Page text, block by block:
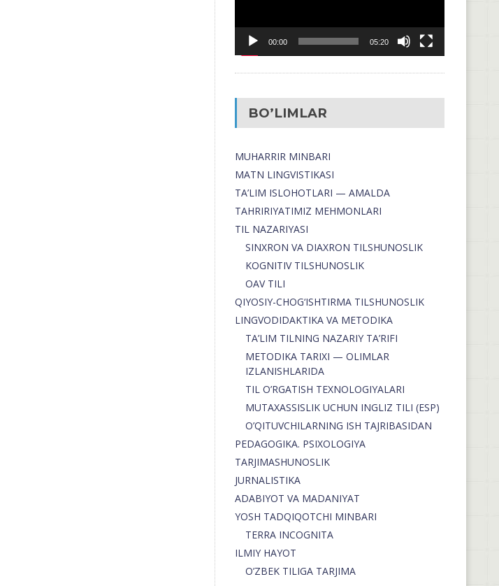
00:00 05:20
BO’LIMLAR
MUHARRIR MINBARI
MATN LINGVISTIKASI
TA’LIM ISLOHOTLARI — AMALDA
TAHRIRIYATIMIZ MEHMONLARI
TIL NAZARIYASI
SINXRON VA DIAXRON TILSHUNOSLIK
KOGNITIV TILSHUNOSLIK
OAV TILI
QIYOSIY-CHOG‘ISHTIRMA TILSHUNOSLIK
LINGVODIDAKTIKA VA METODIKA
TA’LIM TILNING NAZARIY TA’RIFI
METODIKA TARIXI — OLIMLAR
IZLANISHLARIDA
TIL O’RGATISH TEXNOLOGIYALARI
MUTAXASSISLIK UCHUN INGLIZ TILI (ESP)
O’QITUVCHILARNING ISH TAJRIBASIDAN
PEDAGOGIKA. PSIXOLOGIYA
TARJIMASHUNOSLIK
JURNALISTIKA
ADABIYOT VA MADANIYAT
YOSH TADQIQOTCHI MINBARI
TERRA INCOGNITA
ILMIY HAYOT
O’ZBEK TILIGA TARJIMA